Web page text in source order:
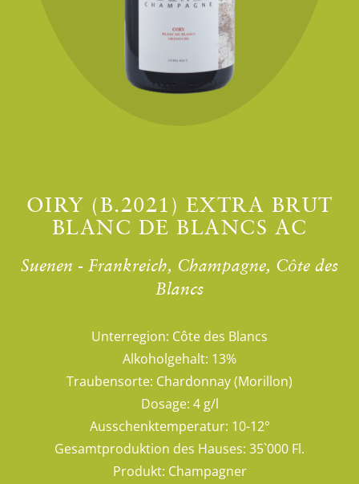
OIRY (B.2021) EXTRA BRUT
BLANC DE BLANCS AC
Suenen - Frankreich, Champagne, Côte des
Blancs
Unterregion: Côte des Blancs
Alkoholgehalt: 13%
Traubensorte: Chardonnay (Morillon)
Dosage: 4 g/l
Ausschenktemperatur: 10-12°
Gesamtproduktion des Hauses: 35`000 Fl.
Produkt: Champagner